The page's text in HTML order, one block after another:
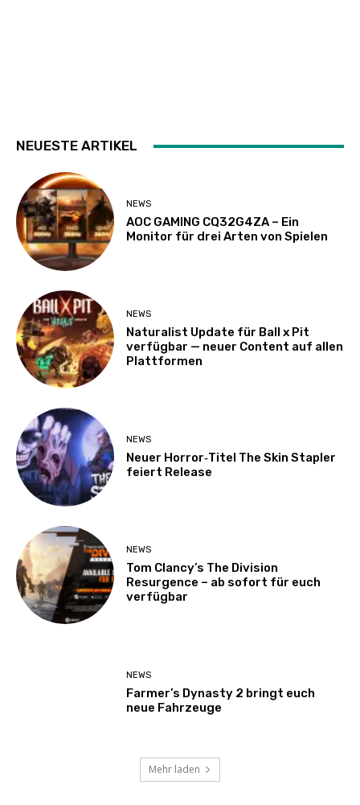
NEUESTE ARTIKEL
NEWS
AOC GAMING CQ32G4ZA – Ein
Monitor für drei Arten von Spielen
NEWS
Naturalist Update für Ball x Pit
verfügbar — neuer Content auf allen
Plattformen
NEWS
Neuer Horror‑Titel The Skin Stapler
feiert Release
NEWS
Tom Clancy’s The Division
Resurgence – ab sofort für euch
verfügbar
NEWS
Farmer’s Dynasty 2 bringt euch
neue Fahrzeuge
Mehr laden